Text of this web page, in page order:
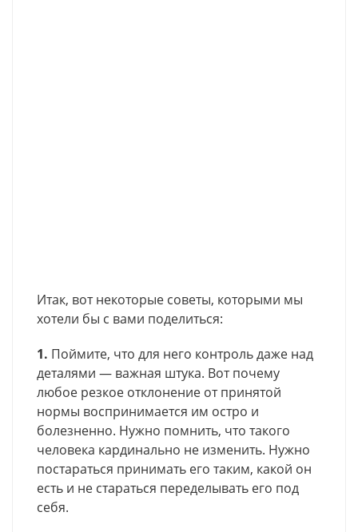
Итак, вот некоторые советы, которыми мы
хотели бы с вами поделиться:
1. Поймите, что для него контроль даже над
деталями — важная штука. Вот почему
любое резкое отклонение от принятой
нормы воспринимается им остро и
болезненно. Нужно помнить, что такого
человека кардинально не изменить. Нужно
постараться принимать его таким, какой он
есть и не стараться переделывать его под
себя.